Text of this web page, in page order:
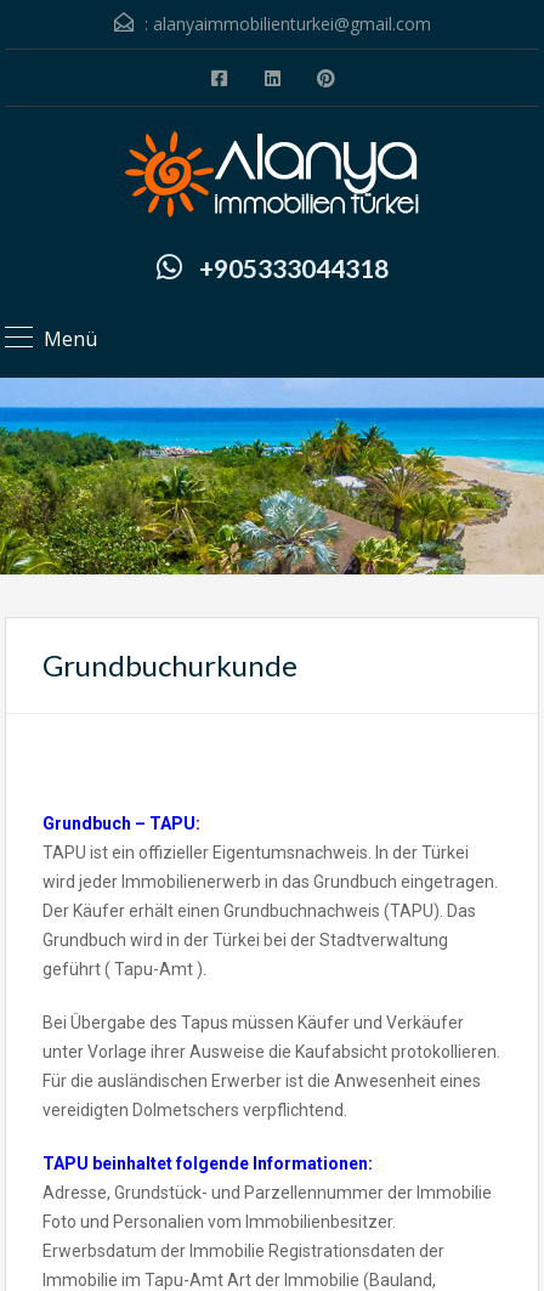
: alanyaimmobilienturkei@gmail.com
+905333044318
Menü
Grundbuchurkunde
Grundbuch – TAPU:
TAPU ist ein offizieller Eigentumsnachweis. In der Türkei
wird jeder Immobilienerwerb in das Grundbuch eingetragen.
Der Käufer erhält einen Grundbuchnachweis (TAPU). Das
Grundbuch wird in der Türkei bei der Stadtverwaltung
geführt ( Tapu-Amt ).
Bei Übergabe des Tapus müssen Käufer und Verkäufer
unter Vorlage ihrer Ausweise die Kaufabsicht protokollieren.
Für die ausländischen Erwerber ist die Anwesenheit eines
vereidigten Dolmetschers verpflichtend.
TAPU beinhaltet folgende Informationen:
Adresse, Grundstück- und Parzellennummer der Immobilie
Foto und Personalien vom Immobilienbesitzer.
Erwerbsdatum der Immobilie Registrationsdaten der
Immobilie im Tapu-Amt Art der Immobilie (Bauland,